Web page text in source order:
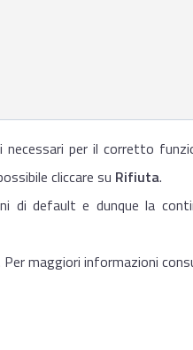
per il corretto
cliccare su Rifiuta.
di default e dunque la
Per maggiori informazioni